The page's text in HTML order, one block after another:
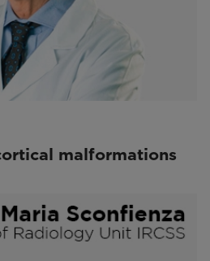
malformations